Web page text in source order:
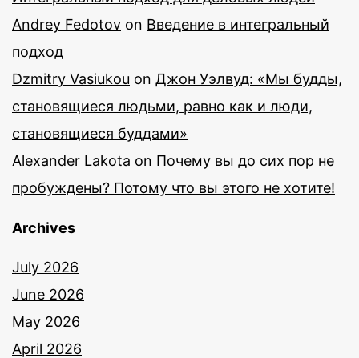
Andrey Fedotov on Введение в интегральный
подход
Dzmitry Vasiukou on Джон Уэлвуд: «Мы будды,
становящиеся людьми, равно как и люди,
становящиеся буддами»
Alexander Lakota on Почему вы до сих пор не
пробуждены? Потому что вы этого не хотите!
Archives
July 2026
June 2026
May 2026
April 2026